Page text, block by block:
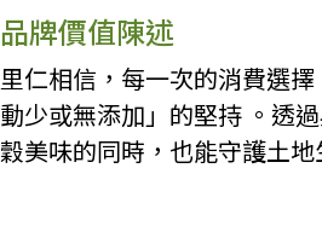
品牌價值陳述
里仁相信，每一次的消費選
動少或無添加」的堅持 。透
穀美味的同時，也能守護土